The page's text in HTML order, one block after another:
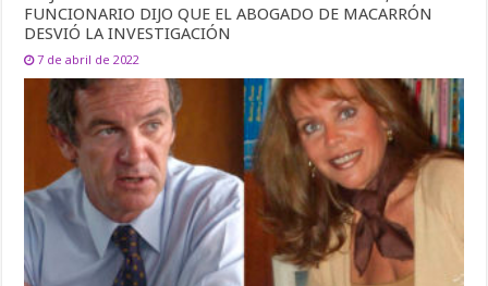
FUNCIONARIO DIJO QUE EL ABOGADO DE MACARRÓN
DESVIÓ LA INVESTIGACIÓN
7 de abril de 2022